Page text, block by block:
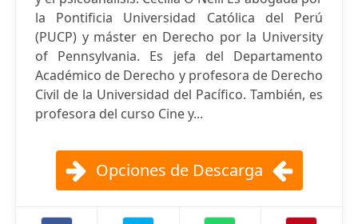
la Pontificia Universidad Católica del Perú
(PUCP) y máster en Derecho por la University
of Pennsylvania. Es jefa del Departamento
Académico de Derecho y profesora de Derecho
Civil de la Universidad del Pacífico. También, es
profesora del curso Cine y...
Opciones de Descarga